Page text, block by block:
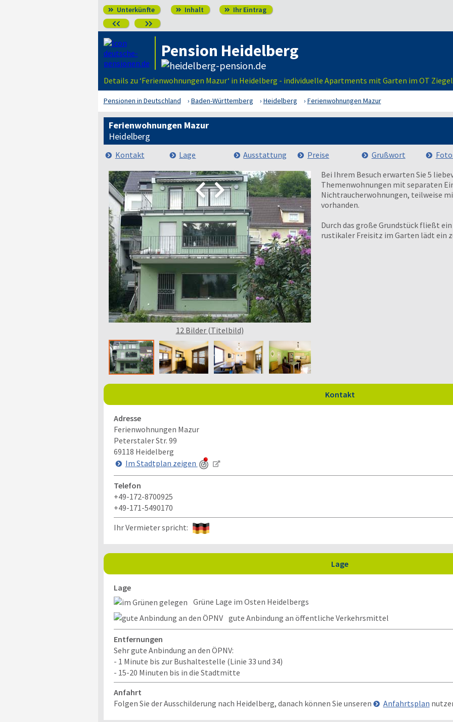
 Unterkünfte  Inhalt  Ihr Eintrag
 
Pension Heidelberg
Details zu ‘Ferienwohnungen Mazur‘ in Heidelberg - individuelle Apartments mit Garten im OT
Pensionen in Deutschland Baden-Württemberg Heidelberg Ferienwohnungen Mazur
Ferienwohnungen Mazur
Heidelberg
Kontakt Lage Ausstattung Preise Grußwort
 
12 Bilder (Titelbild)
Bei Ihrem Besuch erwarten Sie 5
Themenwohnungen mit separaten
Nichtraucherwohnungen, teilweise
vorhanden.
Durch das große Grundstück fließt
rustikaler Freisitz im Garten lädt ein
Kontakt
Adresse
Ferienwohnungen Mazur
Peterstaler Str. 99
69118 Heidelberg
Im Stadtplan zeigen
Telefon
+49-172-8700925
+49-171-5490170
Ihr Vermieter spricht:
Lage
Lage
Grüne Lage im Osten Heidelbergs
gute Anbindung an öffentliche Verkehrsmittel
Entfernungen
Sehr gute Anbindung an den ÖPNV:
- 1 Minute bis zur Bushaltestelle (Linie 33 und 34)
- 15-20 Minuten bis in die Stadtmitte
Anfahrt
Folgen Sie der Ausschilderung nach Heidelberg, danach können Sie unseren
Anfahrtsplan